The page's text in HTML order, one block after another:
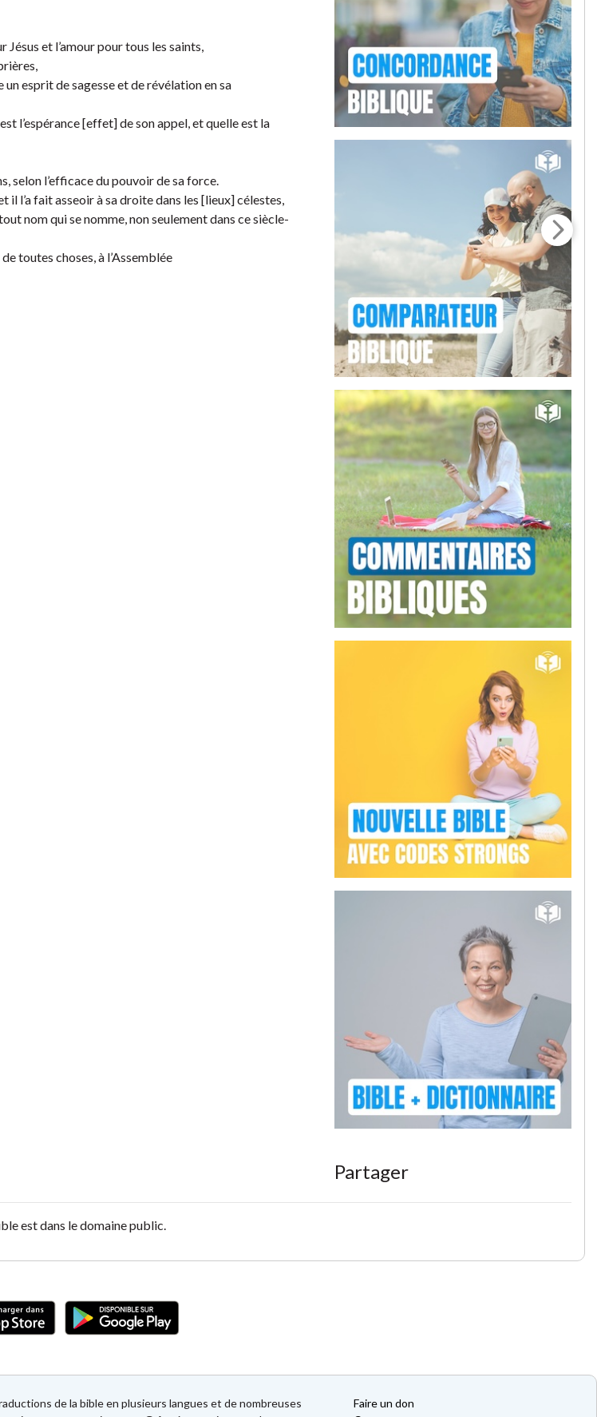
et l’amour pour tous les saints,
esprit de sagesse et de révélation en sa
l’espérance [effet] de son appel, et quelle est la
selon l’efficace du pouvoir de sa force.
l’a fait asseoir à sa droite dans les [lieux] célestes,
nom qui se nomme, non seulement dans ce siècle-
toutes choses, à l’Assemblée
Partager
est dans le domaine public.
de la bible en plusieurs langues et de nombreuses
Faire un don